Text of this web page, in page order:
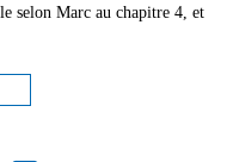
selon Marc au chapitre 4, et